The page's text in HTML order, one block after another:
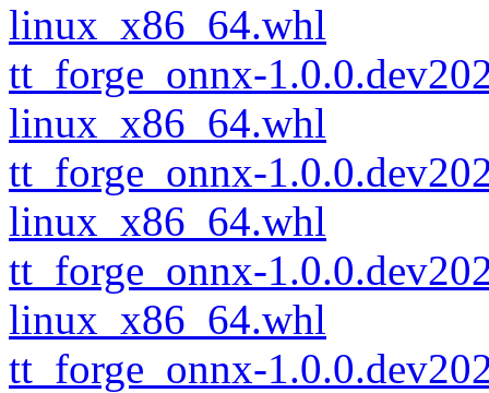
linux_x86_64.whl
tt_forge_onnx-
linux_x86_64.whl
tt_forge_onnx-
linux_x86_64.whl
tt_forge_onnx-
linux_x86_64.whl
tt_forge_onnx-